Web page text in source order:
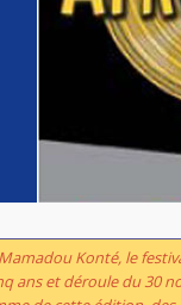
Konté, le
ans et déroule du 30